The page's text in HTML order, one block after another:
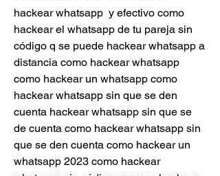
hackear whatsapp  y efectivo como
hackear el whatsapp de tu pareja sin
código q se puede hackear whatsapp a
distancia como hackear whatsapp
como hackear un whatsapp como
hackear whatsapp sin que se den
cuenta hackear whatsapp sin que se
de cuenta como hackear whatsapp sin
que se den cuenta como hackear un
whatsapp 2023 como hackear